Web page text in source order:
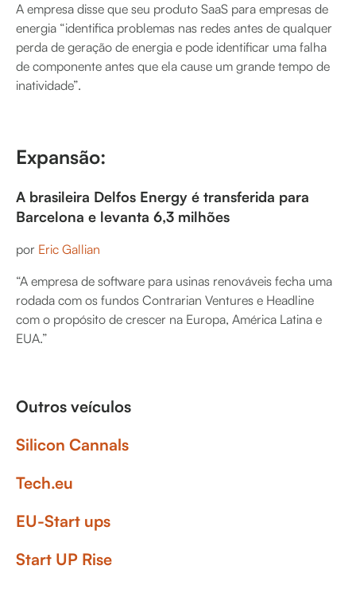
A empresa disse que seu produto SaaS para empresas de
energia “identifica problemas nas redes antes de qualquer
perda de geração de energia e pode identificar uma falha
de componente antes que ela cause um grande tempo de
inatividade”.
Expansão:
A brasileira Delfos Energy é transferida para
Barcelona e levanta 6,3 milhões
por Eric Gallian
“A empresa de software para usinas renováveis fecha uma
rodada com os fundos Contrarian Ventures e Headline
com o propósito de crescer na Europa, América Latina e
EUA.”
Outros veículos
Silicon Cannals
Tech.eu
EU-Start ups
Start UP Rise